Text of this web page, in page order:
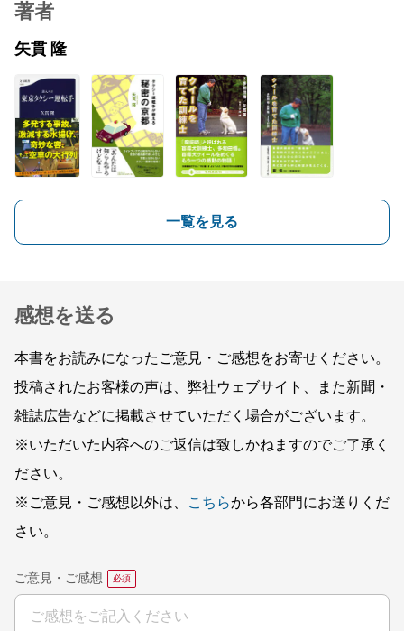
著者
矢貫 隆
一覧を見る
感想を送る
本書をお読みになったご意見・ご感想をお寄せください。
投稿されたお客様の声は、弊社ウェブサイト、また新聞・
雑誌広告などに掲載させていただく場合がございます。
※いただいた内容へのご返信は致しかねますのでご了承く
ださい。
※ご意見・ご感想以外は、
こちらから各部門にお送りくだ
さい。
ご意見・ご感想